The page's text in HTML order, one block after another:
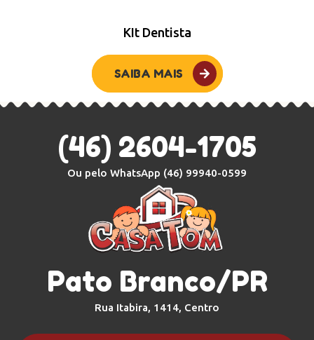
KIt Dentista
SAIBA MAIS
(46) 2604-1705
Ou pelo WhatsApp (46) 99940-0599
Pato Branco/PR
Rua Itabira, 1414, Centro